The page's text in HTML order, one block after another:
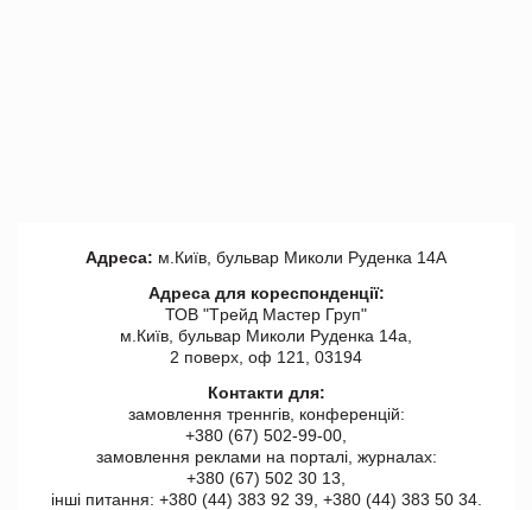
Адреса: м.Київ, бульвар Миколи Руденка 14А
Адреса для кореспонденції:
ТОВ "Tрейд Мастер Груп"
м.Київ, бульвар Миколи Руденка 14а,
2 поверх, оф 121, 03194
Контакти для:
замовлення треннгів, конференцій:
+380 (67) 502-99-00,
замовлення реклами на порталі, журналах:
+380 (67) 502 30 13,
інші питання: +380 (44) 383 92 39, +380 (44) 383 50 34.